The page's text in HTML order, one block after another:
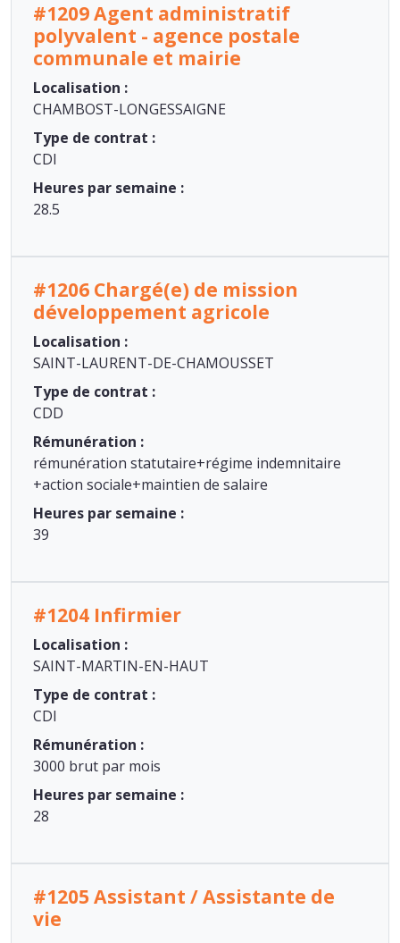
#1209 Agent administratif
polyvalent - agence postale
communale et mairie
Localisation :
CHAMBOST-LONGESSAIGNE
Type de contrat :
CDI
Heures par semaine :
28.5
#1206 Chargé(e) de mission
développement agricole
Localisation :
SAINT-LAURENT-DE-CHAMOUSSET
Type de contrat :
CDD
Rémunération :
rémunération statutaire+régime indemnitaire
+action sociale+maintien de salaire
Heures par semaine :
39
#1204 Infirmier
Localisation :
SAINT-MARTIN-EN-HAUT
Type de contrat :
CDI
Rémunération :
3000 brut par mois
Heures par semaine :
28
#1205 Assistant / Assistante de
vie